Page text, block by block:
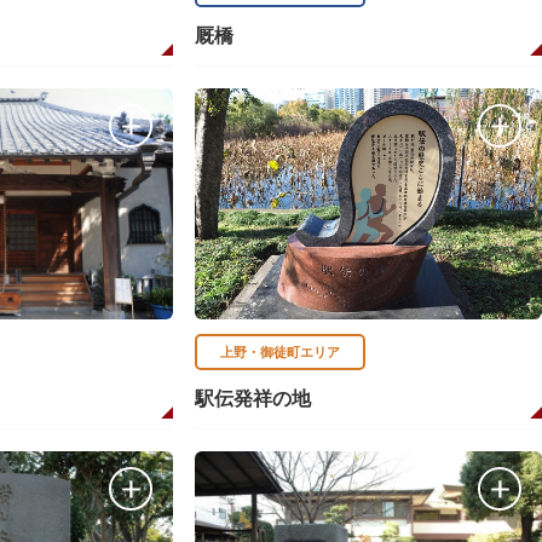
厩橋
上野・御徒町エリア
駅伝発祥の地